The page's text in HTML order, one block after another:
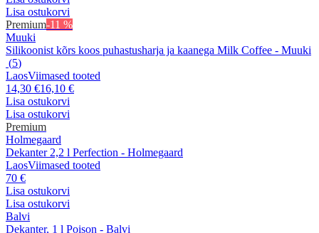
Lisa ostukorvi
Premium-11 %
Muuki
Silikoonist kõrs koos puhastusharja ja kaanega Milk Coffee - Muuki
(5)
LaosViimased tooted
14,30 €16,10 €
Lisa ostukorvi
Lisa ostukorvi
Premium
Holmegaard
Dekanter 2,2 l Perfection - Holmegaard
LaosViimased tooted
70 €
Lisa ostukorvi
Lisa ostukorvi
Balvi
Dekanter, 1 l Poison - Balvi